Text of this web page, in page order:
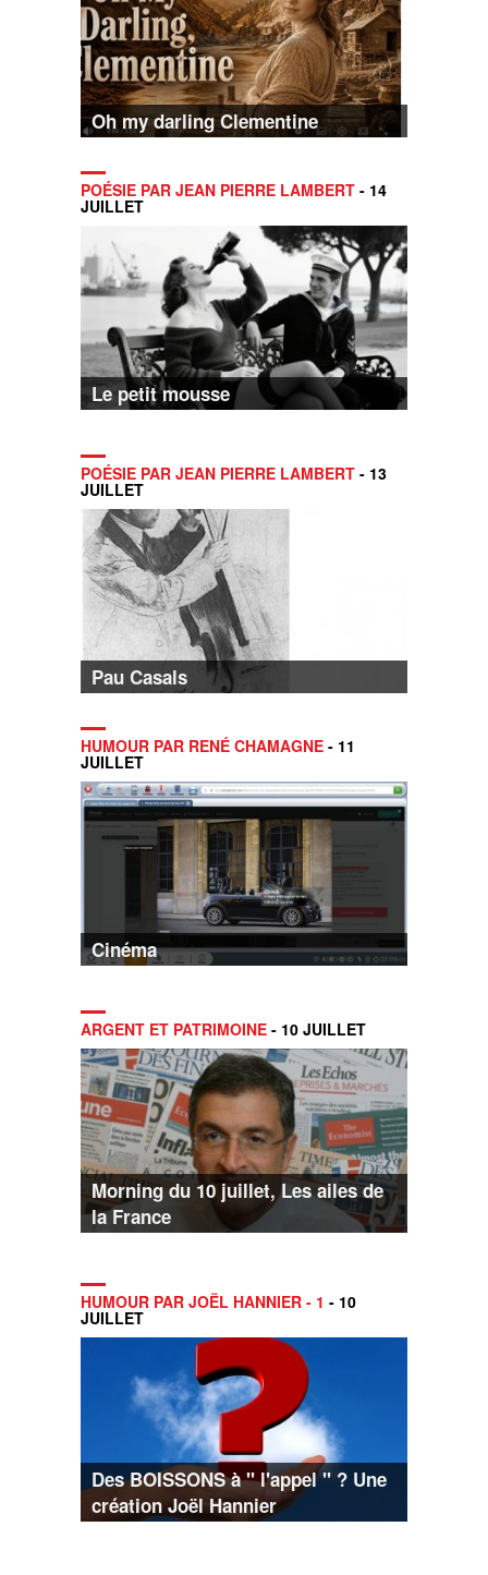
Oh my darling Clementine
POÉSIE PAR JEAN PIERRE LAMBERT - 14
JUILLET
Le petit mousse
POÉSIE PAR JEAN PIERRE LAMBERT - 13
JUILLET
Pau Casals
HUMOUR PAR RENÉ CHAMAGNE - 11
JUILLET
Cinéma
ARGENT ET PATRIMOINE - 10 JUILLET
Morning du 10 juillet, Les ailes de
la France
HUMOUR PAR JOËL HANNIER - 1 - 10
JUILLET
Des BOISSONS à " l'appel " ? Une
création Joël Hannier